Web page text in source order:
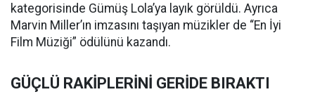
kategorisinde Gümüş Lola’ya layık görüldü. Ayrıca
Marvin Miller’ın imzasını taşıyan müzikler de “En İyi
Film Müziği” ödülünü kazandı.
GÜÇLÜ RAKİPLERİNİ GERİDE BIRAKTI